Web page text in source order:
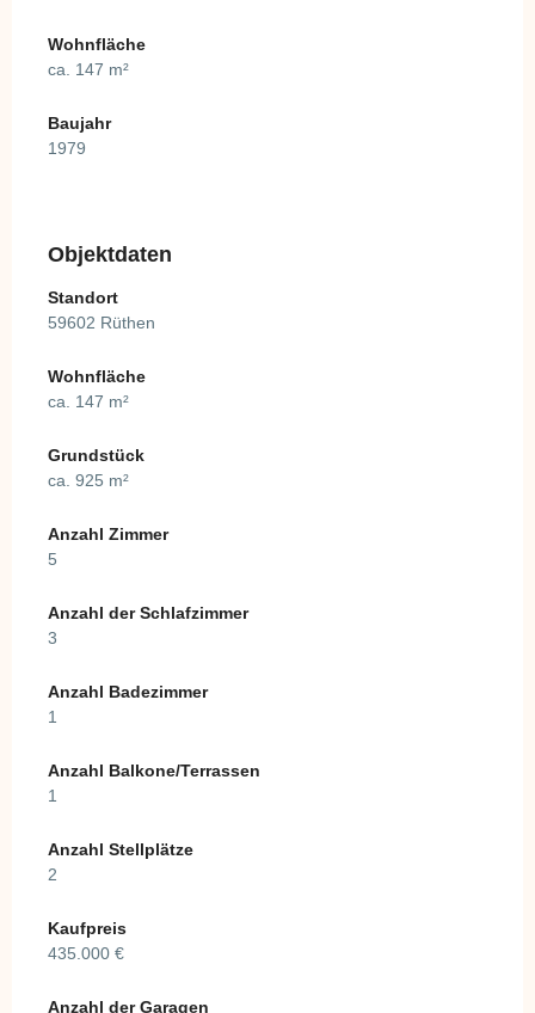
Wohnfläche
ca. 147 m²
Baujahr
1979
Objektdaten
Standort
59602 Rüthen
Wohnfläche
ca. 147 m²
Grundstück
ca. 925 m²
Anzahl Zimmer
5
Anzahl der Schlafzimmer
3
Anzahl Badezimmer
1
Anzahl Balkone/Terrassen
1
Anzahl Stellplätze
2
Kaufpreis
435.000 €
Anzahl der Garagen